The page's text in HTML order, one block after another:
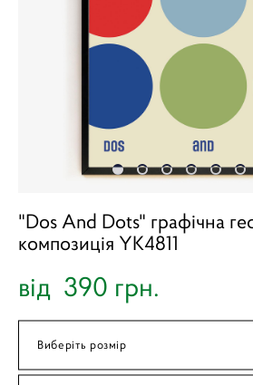
"Dos And Dots" графічна
композиція YK4811
від 390 грн.
Виберіть розмір